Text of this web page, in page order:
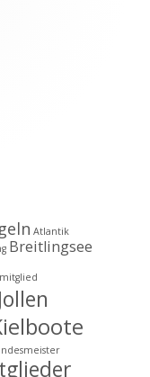
Atlantik
Breitlingsee
Jollen